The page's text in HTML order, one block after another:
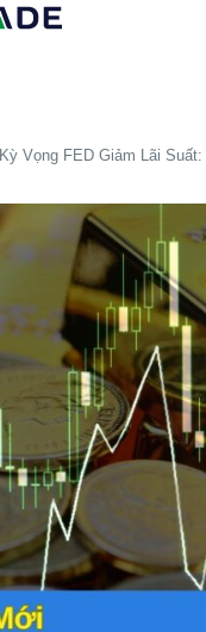
Kỳ Vọng FED Giảm Lãi